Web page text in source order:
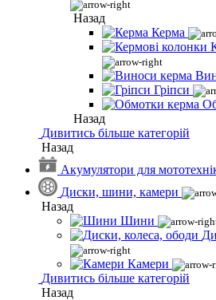
Назад
Керма
Гріпси
Назад
Дивитись більше категорій
Назад
Акумулятори для
Диски, шини, камери
Назад
Шини
Камери
Дивитись більше категорій
Назад